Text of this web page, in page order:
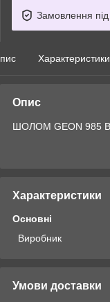
Замовлення
Характеристики
Опис
ШОЛОМ GEON 985
Характеристики
Основні
Виробник
Умови доставки